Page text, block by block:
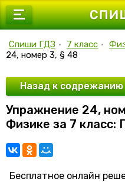
7 класс
9 класс
10 класс
11 класс
Спиши ГДЗ • 7 класс •
24, номер 3, § 48
Назад к содрежанию
Упражнение 24,
Физике за 7 класс:
Бесплатное онлайн